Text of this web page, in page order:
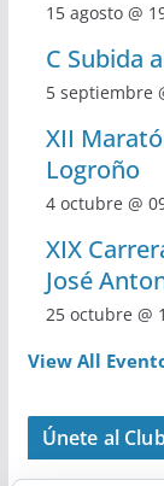
15 agosto @
C Subida
5 septiembre
XII
Logroño
4 octubre @
XIX
José
25 octubre @
View All
Únete al